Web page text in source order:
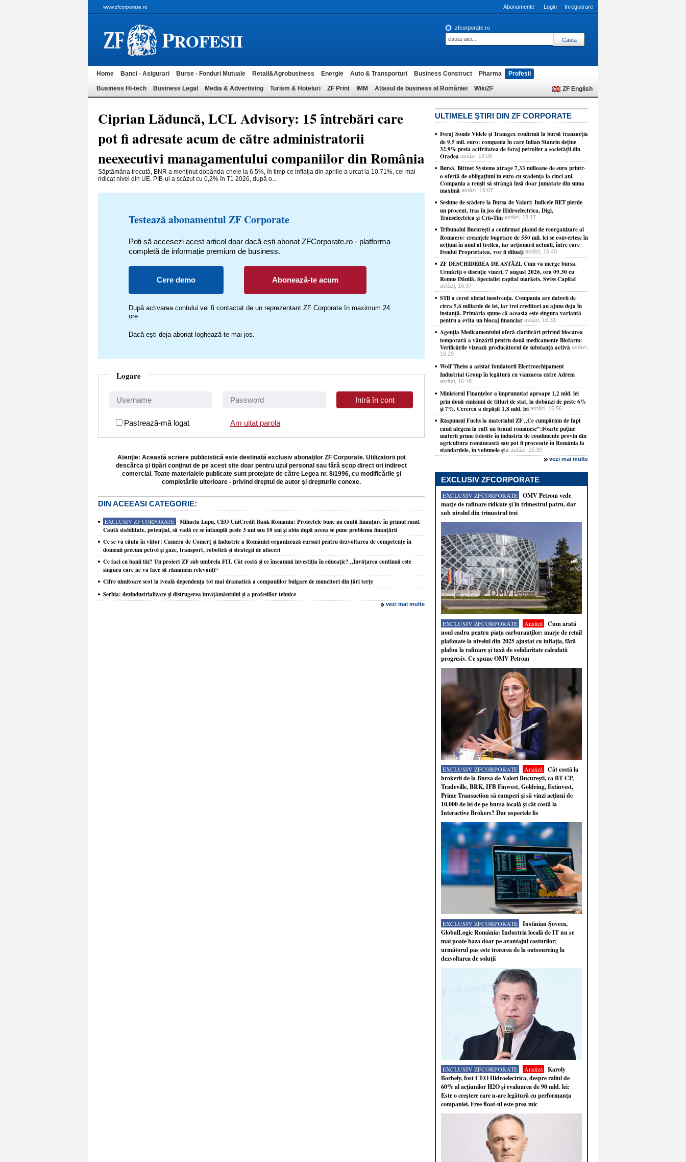
www.zfcorporate.ro Abonamente Login Inregistrare
PROFESII
zfcorporate.ro
Home Banci - Asigurari Burse - Fonduri Mutuale Retail&Agrobusiness Energie Auto & Transporturi Business Construct Pharma Profesii
Business Hi-tech Business Legal Media & Advertising Turism & Hoteluri ZF Print IMM Atlasul de business al României WikiZF ZF English
Ciprian Lăduncă, LCL Advisory: 15 întrebări care
pot fi adresate acum de către administratorii
neexecutivi managamentului companiilor din România
Săptămâna trecută, BNR a menţinut dobânda-cheie la 6,5%, în timp ce inflaţia din aprilie a urcat la 10,71%, cel mai
ridicat nivel din UE. PIB-ul a scăzut cu 0,2% în T1 2026, după o...
Testează abonamentul ZF Corporate
Poți să accesezi acest articol doar dacă ești abonat ZFCorporate.ro - platforma
completă de informație premium de business.
Cere demo Abonează-te acum
După activarea contului vei fi contactat de un reprezentant ZF Corporate în maximum 24
ore
Dacă ești deja abonat loghează-te mai jos.
Logare
Pastrează-mă logat Am uitat parola
Atenţie: Această scriere publicistică este destinată exclusiv abonaţilor ZF Corporate. Utilizatorii pot
descărca şi tipări conţinut de pe acest site doar pentru uzul personal sau fără scop direct ori indirect
comercial. Toate materialele publicate sunt protejate de către Legea nr. 8/1996, cu modificările şi
completările ulterioare - privind dreptul de autor şi drepturile conexe.
DIN ACEEASI CATEGORIE:
EXCLUSIV ZF CORPORATE Mihaela Lupu, CEO UniCredit Bank Romania: Proiectele bune nu caută finanţare în primul rând.
Caută stabilitate, potenţial, să vadă ce se întâmplă peste 3 ani sau 10 ani şi abia după aceea se pune problema finanţării
Ce se va căuta în viitor: Camera de Comerţ şi Industrie a României organizează cursuri pentru dezvoltarea de competenţe în
domenii precum petrol şi gaze, transport, robotică şi strategii de afaceri
Ce faci cu banii tăi? Un proiect ZF sub umbrela FIT. Cât costă şi ce înseamnă investiţia în educaţie? „Învăţarea continuă este
singura care ne va face să rămânem relevanţi“
Cifre uimitoare scot la iveală dependenţa tot mai dramatică a companiilor bulgare de muncitori din ţări terţe
Serbia: dezindustrializare şi distrugerea învăţământului şi a profesiilor tehnice
vezi mai multe
ULTIMELE ŞTIRI DIN ZF CORPORATE
Foraj Sonde Videle şi Transgex confirmă la bursă tranzacţia
de 9,5 mil. euro: compania în care Iulian Stanciu deţine
32,9% preia activitatea de foraj petrolier a societăţii din
Oradea astăzi, 19:08
Bursă. Bittnet Systems atrage 7,33 milioane de euro printr-
o ofertă de obligaţiuni în euro cu scadenţa la cinci ani.
Compania a reuşit să strângă însă doar jumătate din suma
maximă astăzi, 19:07
Sesiune de scădere la Bursa de Valori: Indicele BET pierde
un procent, tras în jos de Hidroelectrica, Digi,
Transelectrica şi Cris-Tim astăzi, 18:17
Tribunalul Bucureşti a confirmat planul de reorganizare al
Romaero: creanţele bugetare de 550 mil. lei se convertesc în
acţiuni în anul al treilea, iar acţionarii actuali, între care
Fondul Proprietatea, vor fi diluaţi astăzi, 16:40
ZF DESCHIDEREA DE ASTĂZI. Cum va merge bursa.
Urmăriţi o discuţie vineri, 7 august 2026, ora 09.30 cu
Remus Dănilă, Specialist capital markets, Swiss Capital
astăzi, 16:37
STB a cerut oficial insolvenţa. Compania are datorii de
circa 5,6 miliarde de lei, iar trei creditori au ajuns deja în
instanţă. Primăria spune că aceasta este singura variantă
pentru a evita un blocaj financiar astăzi, 16:31
Agenţia Medicamentului oferă clarificări privind blocarea
temporară a vânzării pentru două medicamente Biofarm:
Verificările vizează producătorul de substanţă activă astăzi,
16:29
Wolf Theiss a asistat fondatorii Electroechipament
Industrial Group în legătură cu vânzarea către Adrem
astăzi, 16:18
Ministerul Finanţelor a împrumutat aproape 1,2 mld. lei
prin două emisiuni de titluri de stat, la dobânzi de peste 6%
şi 7%. Cererea a depăşit 1,8 mld. lei astăzi, 15:56
Răspunsul Fuchs la materialul ZF „Ce cumpărăm de fapt
când alegem la raft un brand românesc”:Foarte puţine
materii prime folosite în industria de condimente provin din
agricultura românească sau pot fi procesate în România la
standardele, în volumele şi c astăzi, 15:39
vezi mai multe
EXCLUSIV ZFCORPORATE
EXCLUSIV ZFCORPORATE
OMV Petrom vede
marje de rafinare ridicate şi în trimestrul patru, dar
sub nivelul din trimestrul trei
EXCLUSIV ZFCORPORATE Analiză
Cum arată
noul cadru pentru piaţa carburanţilor: marje de retail
plafonate la nivelul din 2025 ajustat cu inflaţia, fără
plafon la rafinare şi taxă de solidaritate calculată
progresiv. Ce spune OMV Petrom
EXCLUSIV ZFCORPORATE Analiză
Cât costă la
brokerii de la Bursa de Valori Bucureşti, ca BT CP,
Tradeville, BRK, IFB Finwest, Goldring, Estinvest,
Prime Transaction să cumperi şi să vinzi acţiuni de
10.000 de lei de pe bursa locală şi cât costă la
Interactive Brokers? Dar aspectele fis
EXCLUSIV ZFCORPORATE
Iustinian Şovrea,
GlobalLogic România: Industria locală de IT nu se
mai poate baza doar pe avantajul costurilor;
următorul pas este trecerea de la outsourcing la
dezvoltarea de soluţii
EXCLUSIV ZFCORPORATE Analiză
Karoly
Borbely, fost CEO Hidroelectrica, despre raliul de
60% al acţiunilor H2O şi evaluarea de 90 mld. lei:
Este o creştere care n-are legătură cu performanţa
companiei. Free float-ul este prea mic